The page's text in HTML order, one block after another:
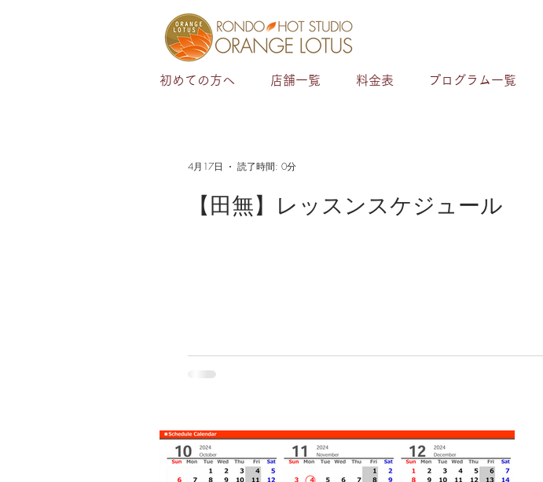
初めての方へ 店舗一覧 料金表 プログラム一覧
【田無】レッスンスケジュール
4月17日 読了時間: 0分